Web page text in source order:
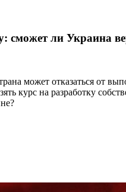
ли Украина
может отказаться от
курс на разработку